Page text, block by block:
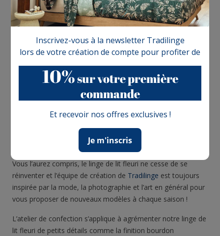
Vous l’aurez compris, le linge de lit fleuri ne cesse de se
réinventer et l’équipe de création de Tradilinge est toujours
inspirée par la mode, la photographie et l’art en général pour
vous proposer de nouveaux modèles à chaque saison !
L’atelier de confection s’applique à agrémenter notre linge de
lit fleuri de petits détails comme la finition bourdon
Inscrivez-vous à la newsletter Tradilinge
lors de votre création de compte pour profiter de
10%sur votre première
commande
Et recevoir nos offres exclusives !
Je m'inscris